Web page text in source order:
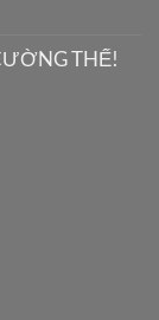
THẾ!